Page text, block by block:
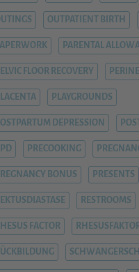
OUTPATIENT BIRTH
PARENTAL
FLOOR RECOVERY
PLAYGROUNDS
DEPRESSION
PRECOOKING
BONUS PRESENTS
RESTROOMS
FACTOR